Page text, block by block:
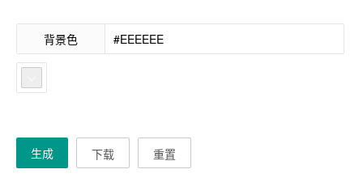
背景色
生成 下载 重置